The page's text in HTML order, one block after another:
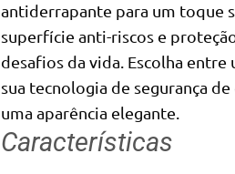
antiderrapante para um toque
superfície anti-riscos e
desafios da vida. Escolha entre
sua tecnologia de segurança
uma aparência elegante.
Características